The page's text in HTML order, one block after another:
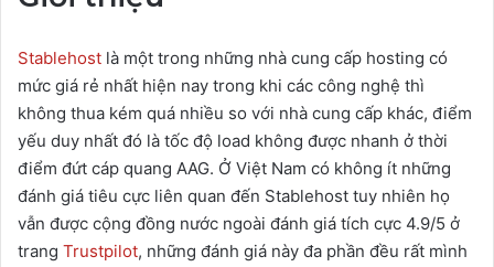
Stablehost là một trong những nhà cung cấp hosting có
mức giá rẻ nhất hiện nay trong khi các công nghệ thì
không thua kém quá nhiều so với nhà cung cấp khác, điểm
yếu duy nhất đó là tốc độ load không được nhanh ở thời
điểm đứt cáp quang AAG. Ở Việt Nam có không ít những
đánh giá tiêu cực liên quan đến Stablehost tuy nhiên họ
vẫn được cộng đồng nước ngoài đánh giá tích cực 4.9/5 ở
trang Trustpilot, những đánh giá này đa phần đều rất mình